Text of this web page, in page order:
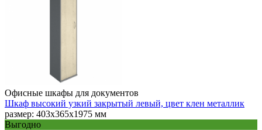
Офисные шкафы для документов
Шкаф высокий узкий закрытый левый, цвет клен металлик
размер: 403х365х1975 мм
Выгодно